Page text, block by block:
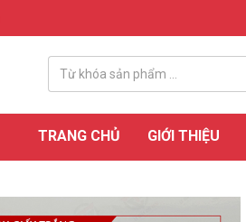
TRANG CHỦ GIỚI THIỆU